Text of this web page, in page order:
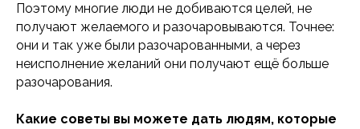
Поэтому многие люди не добиваются целей, не
получают желаемого и разочаровываются. Точнее:
они и так уже были разочарованными, а через
неисполнение желаний они получают ещё больше
разочарования.
Какие советы вы можете дать людям, которые